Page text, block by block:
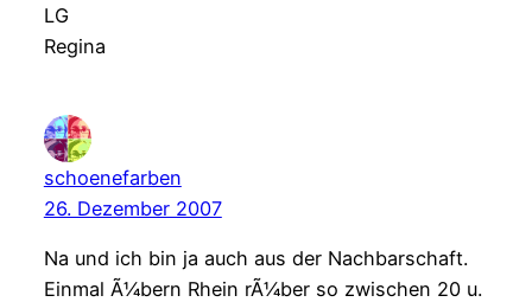
LG
Regina
schoenefarben
26. Dezember 2007
Na und ich bin ja auch aus der Nachbarschaft.
Einmal Ã¼bern Rhein rÃ¼ber so zwischen 20 u.